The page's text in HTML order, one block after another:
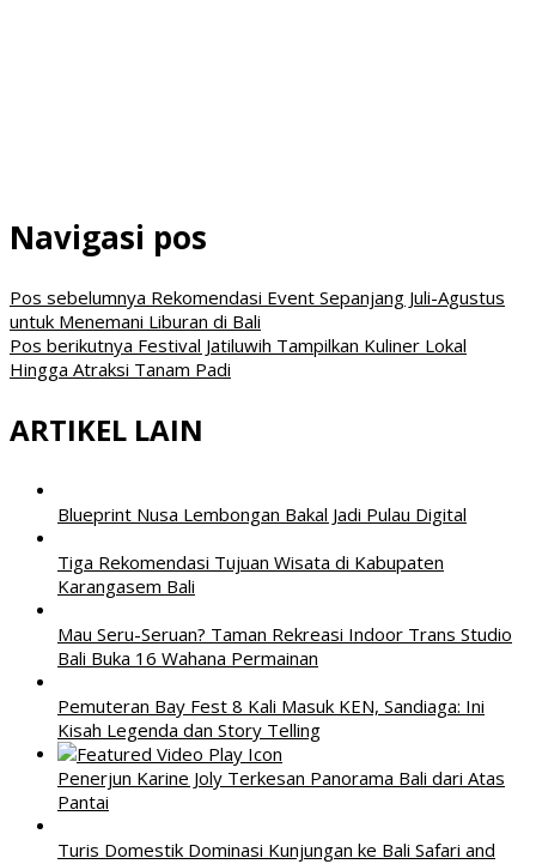
Navigasi pos
Pos sebelumnya Rekomendasi Event Sepanjang Juli-Agustus
untuk Menemani Liburan di Bali
Pos berikutnya Festival Jatiluwih Tampilkan Kuliner Lokal
Hingga Atraksi Tanam Padi
ARTIKEL LAIN
Blueprint Nusa Lembongan Bakal Jadi Pulau Digital
Tiga Rekomendasi Tujuan Wisata di Kabupaten
Karangasem Bali
Mau Seru-Seruan? Taman Rekreasi Indoor Trans Studio
Bali Buka 16 Wahana Permainan
Pemuteran Bay Fest 8 Kali Masuk KEN, Sandiaga: Ini
Kisah Legenda dan Story Telling
Penerjun Karine Joly Terkesan Panorama Bali dari Atas
Pantai
Turis Domestik Dominasi Kunjungan ke Bali Safari and